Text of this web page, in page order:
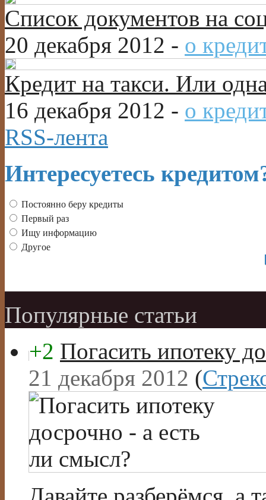
Список документов на
20 декабря 2012 - о
Кредит на такси. Или
16 декабря 2012 - о
RSS-лента
Интересуетесь
Постоянно беру кредиты
Первый раз
Ищу информацию
Другое
Популярные статьи
+2 Погасить ипотеку
21 декабря 2012 (